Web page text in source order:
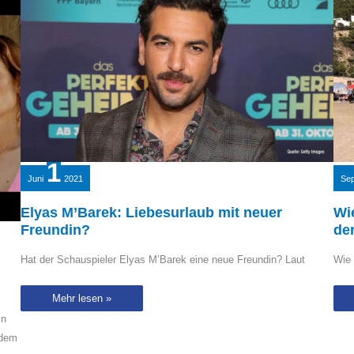
Juni 1 2021
Elyas M’Barek: Liebesurlaub mit neuer
Freundin?
Hat der Schauspieler Elyas M’Barek eine neue Freundin? Laut
Elyas
Mehr lesen »
Wie